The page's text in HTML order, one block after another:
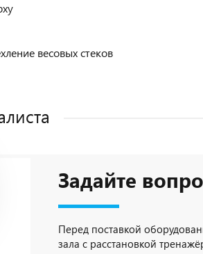
весовых стеков
Задайте
Перед поставкой
зала с расстановкой